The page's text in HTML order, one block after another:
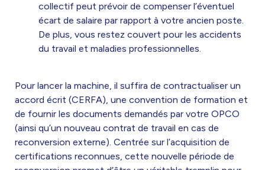
collectif peut prévoir de compenser l’éventuel
écart de salaire par rapport à votre ancien poste.
De plus, vous restez couvert pour les accidents
du travail et maladies professionnelles.
Pour lancer la machine, il suffira de contractualiser un
accord écrit (CERFA), une convention de formation et
de fournir les documents demandés par votre OPCO
(ainsi qu’un nouveau contrat de travail en cas de
reconversion externe). Centrée sur l’acquisition de
certifications reconnues, cette nouvelle période de